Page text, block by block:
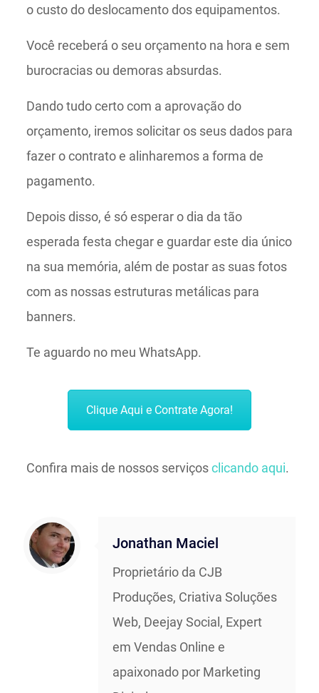
o custo do deslocamento dos equipamentos.
Você receberá o seu orçamento na hora e sem
burocracias ou demoras absurdas.
Dando tudo certo com a aprovação do
orçamento, iremos solicitar os seus dados para
fazer o contrato e alinharemos a forma de
pagamento.
Depois disso, é só esperar o dia da tão
esperada festa chegar e guardar este dia único
na sua memória, além de postar as suas fotos
com as nossas estruturas metálicas para
banners.
Te aguardo no meu WhatsApp.
Clique Aqui e Contrate Agora!
Confira mais de nossos serviçosclicando aqui.
Jonathan Maciel
Proprietário da CJB
Produções, Criativa Soluções
Web, Deejay Social, Expert
em Vendas Online e
apaixonado por Marketing